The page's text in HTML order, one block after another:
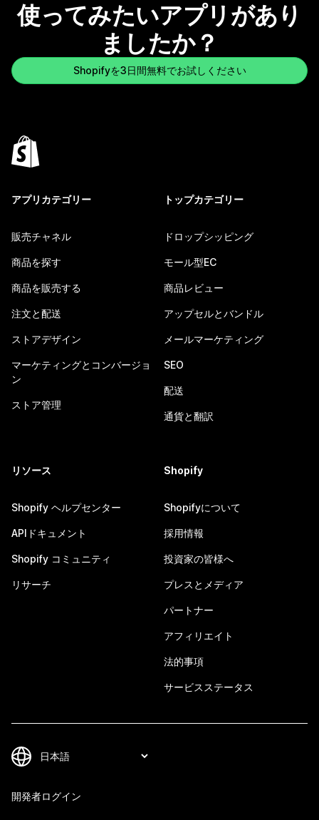
使ってみたいアプリがあり
ましたか？
Shopifyを3日間無料でお試しください
アプリカテゴリー
販売チャネル
商品を探す
商品を販売する
注文と配送
ストアデザイン
マーケティングとコンバージョ
ン
ストア管理
トップカテゴリー
ドロップシッピング
モール型EC
商品レビュー
アップセルとバンドル
メールマーケティング
SEO
配送
通貨と翻訳
リソース
Shopify ヘルプセンター
APIドキュメント
Shopify コミュニティ
リサーチ
Shopify
Shopifyについて
採用情報
投資家の皆様へ
プレスとメディア
パートナー
アフィリエイト
法的事項
サービスステータス
開発者ログイン